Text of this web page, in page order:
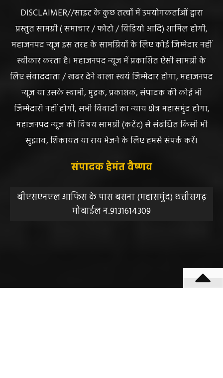
DISCLAIMER//साइट के कुछ तत्वों में उपयोगकर्ताओं द्वारा
प्रस्तुत सामग्री ( समाचार / फोटो / विडियो आदि) शामिल होगी,
महाजनपद न्यूज इस तरह के सामग्रियों के लिए कोई जिम्मेदार नहीं
स्वीकार करता है। महाजनपद न्यूज में प्रकाशित ऐसी सामग्री के
लिए संवाददाता / खबर देने वाला स्वयं जिम्मेदार होगा, महाजनपद
न्यूज या उसके स्वामी, मुद्रक, प्रकाशक, संपादक की कोई भी
जिम्मेदारी नहीं होगी, सभी विवादों का न्याय क्षेत्र महासमुंद होगा,
महाजनपद न्यूज की विषय सामग्री (कटेंट) से संबंधित किसी भी
सुझाव, शिकायत या राय भेजने के लिए हमसे संपर्क करें।
संपादक हेमंत वैष्णव
बीएसएनएल आफिस के पास बसना (महासमुंद) छत्तीसगढ़
मोबाईल न.9131614309